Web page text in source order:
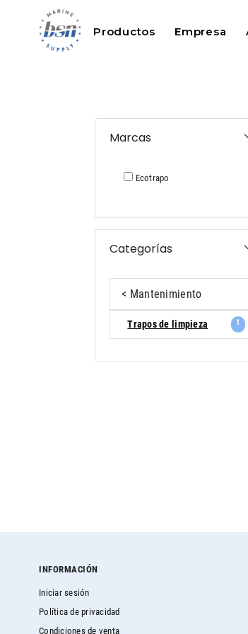
Productos Empresa
Marcas
Ecotrapo
Categorías
< Mantenimiento
Trapos de limpieza 1
INFORMACIÓN
Iniciar sesión
Política de privacidad
Condiciones de venta